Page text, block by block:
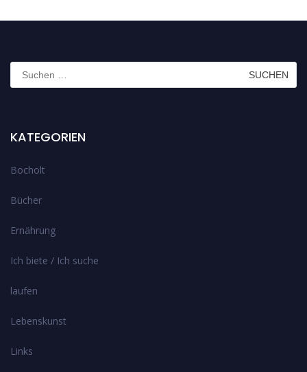
Suchen
nach:
KATEGORIEN
Bocholt
Bücher
Ernährung
Ich biete / Ich suche
laufen
Lebenskunst
Links